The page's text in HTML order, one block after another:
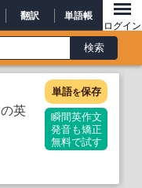
翻訳 単語帳
ログイン
の英
単語を保存
瞬間英作文
発音も矯正
無料で試す